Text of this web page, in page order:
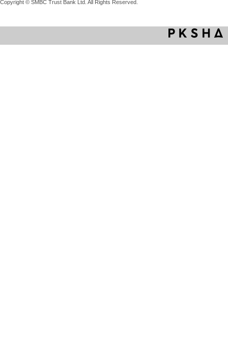
Copyright © SMBC Trust Bank Ltd. All Rights Reserved.